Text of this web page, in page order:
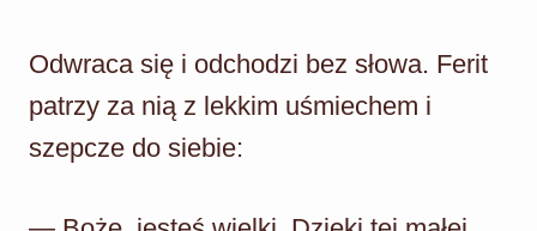
Odwraca się i odchodzi bez słowa. Ferit
patrzy za nią z lekkim uśmiechem i
szepcze do siebie: